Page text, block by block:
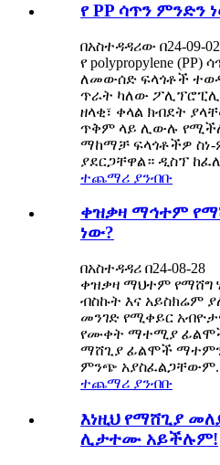
የ PP ሳጥን ምንድን
በአስተዳዳሪው በ24-09-02
የ polypropylene
ለመውሰድ ፍላጎቶች
ጥራት ካለው
ዘላቂ፣ ቀላል ክብደት
ጥቅም ላይ ሊውሉ
ማከማቻ ፍላጎቶችዎ
ያደርጋቸዋል። ዲስፕ
ተጨማሪ ያንብቡ
ቀዝቃዛ ማኅተም
ነው?
በአስተዳዳሪ በ24-08-28
ቀዝቃዛ ማህተም የማሸግ
ብስኩት እና አይስክሬም
መንገድ የሚቀይር
የሙቀት ማተሚያ
ማሸጊያ ፊልሞች
ምንጭ አያስፈልጋቸውም.
ተጨማሪ ያንብቡ
እነዚህ የማሸጊያ
ሊታተሙ አይችሉም!